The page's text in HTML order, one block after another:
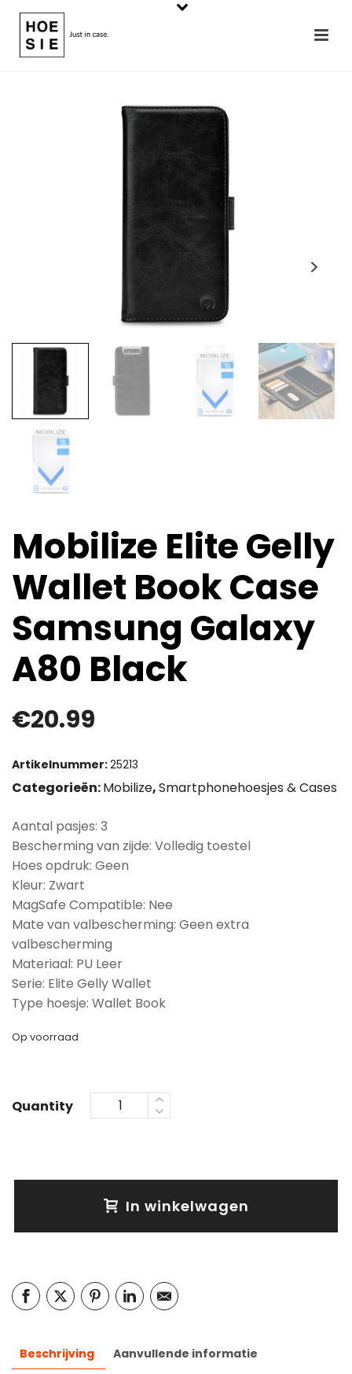
Mobilize Elite Gelly
Wallet Book Case
Samsung Galaxy
A80 Black
€20.99
Artikelnummer:25213
Categorieën:Mobilize,Smartphonehoesjes & Cases
Aantal pasjes: 3
Bescherming van zijde: Volledig toestel
Hoes opdruk: Geen
Kleur: Zwart
MagSafe Compatible: Nee
Mate van valbescherming: Geen extra
valbescherming
Materiaal: PU Leer
Serie: Elite Gelly Wallet
Type hoesje: Wallet Book
Op voorraad
Quantity
In winkelwagen
Beschrijving
Aanvullende informatie